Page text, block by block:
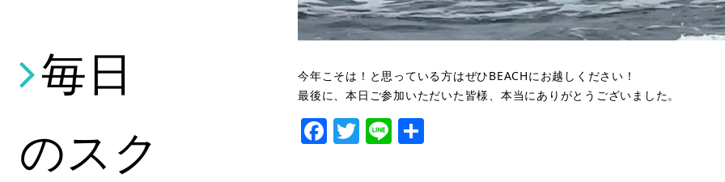
毎日
のスク
今年こそは！と思っている方はぜひBEACHにお越しください！
最後に、本日ご参加いただいた皆様、本当にありがとうございました。
Facebook
Twitter
Line